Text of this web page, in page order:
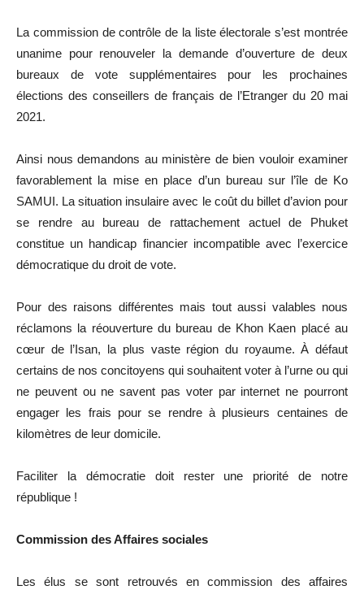
La commission de contrôle de la liste électorale s’est montrée
unanime pour renouveler la demande d’ouverture de deux
bureaux de vote supplémentaires pour les prochaines
élections des conseillers de français de l’Etranger du 20 mai
2021.
Ainsi nous demandons au ministère de bien vouloir examiner
favorablement la mise en place d’un bureau sur l’île de Ko
SAMUI. La situation insulaire avec le coût du billet d’avion pour
se rendre au bureau de rattachement actuel de Phuket
constitue un handicap financier incompatible avec l’exercice
démocratique du droit de vote.
Pour des raisons différentes mais tout aussi valables nous
réclamons la réouverture du bureau de Khon Kaen placé au
cœur de l’Isan, la plus vaste région du royaume. À défaut
certains de nos concitoyens qui souhaitent voter à l’urne ou qui
ne peuvent ou ne savent pas voter par internet ne pourront
engager les frais pour se rendre à plusieurs centaines de
kilomètres de leur domicile.
Faciliter la démocratie doit rester une priorité de notre
république !
Commission des Affaires sociales
Les élus se sont retrouvés en commission des affaires